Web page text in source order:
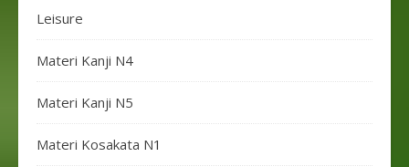
Leisure
Materi Kanji N4
Materi Kanji N5
Materi Kosakata N1